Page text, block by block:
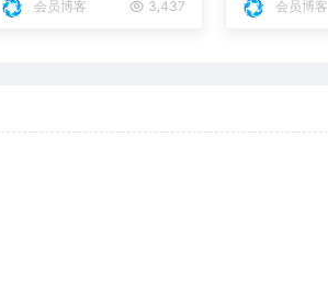
会员博客 3,437 会员博客